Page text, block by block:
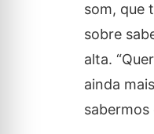
som, que
sobre
alta.
ainda
sabermos